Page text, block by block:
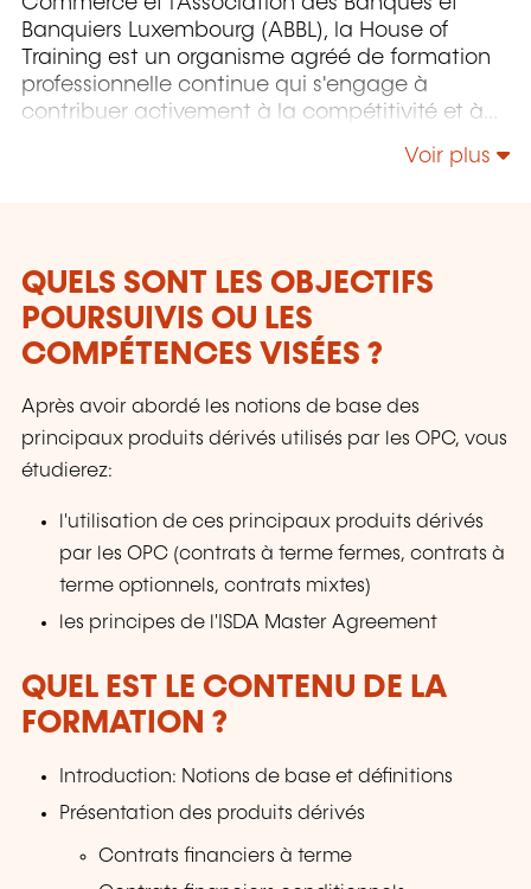
Banquiers Luxembourg (ABBL), la House of
Training est un organisme agréé de formation
professionnelle continue qui s'engage à
contribuer activement à la compétitivité et à
les compétences de ceux qui font vivre son
Voir plus
QUELS SONT LES OBJECTIFS
POURSUIVIS OU LES
COMPÉTENCES VISÉES ?
Après avoir abordé les notions de base des
principaux produits dérivés utilisés par les OPC, vous
étudierez:
l'utilisation de ces principaux produits dérivés
par les OPC (contrats à terme fermes, contrats à
terme optionnels, contrats mixtes)
les principes de l'ISDA Master Agreement
QUEL EST LE CONTENU DE LA
FORMATION ?
Introduction: Notions de base et définitions
Présentation des produits dérivés
Contrats financiers à terme